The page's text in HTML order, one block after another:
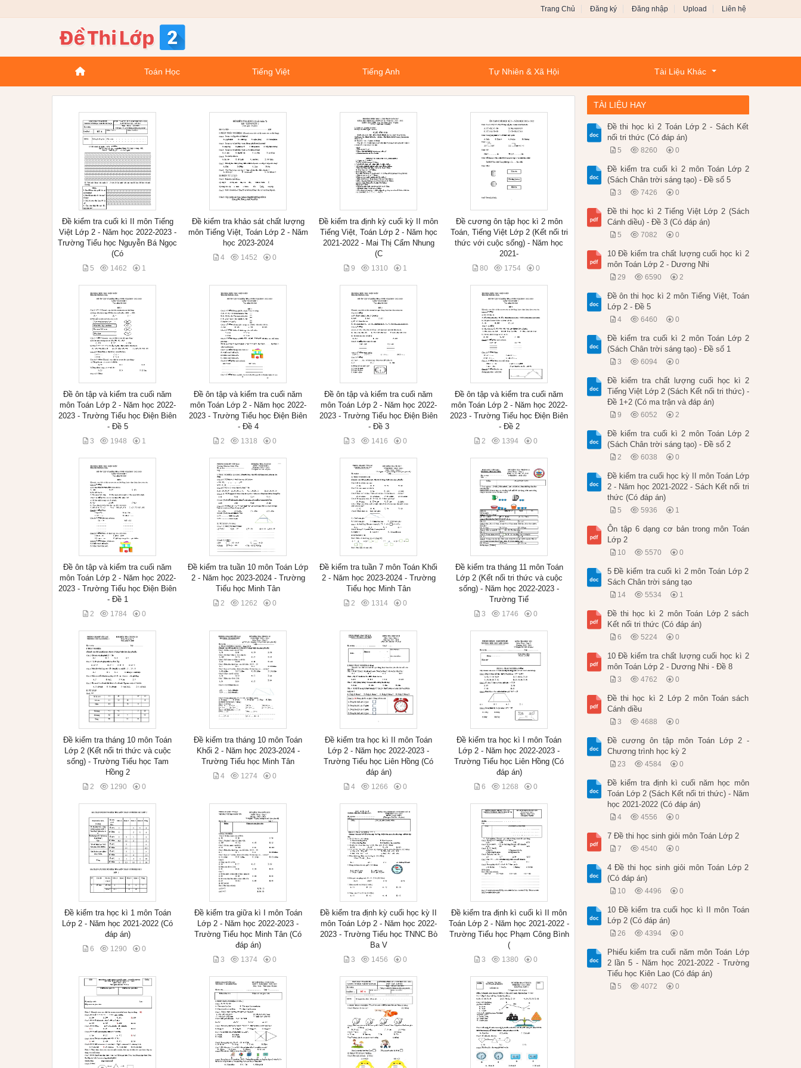
Trang Chủ Đăng ký Đăng nhập Upload Liên hệ
Toán Học Tiếng Việt Tiếng Anh Tự Nhiên & Xã Hội Tài Liệu Khác
Đề kiểm tra cuối kì II môn Tiếng
Việt Lớp 2 - Năm học 2022-2023 -
Trường Tiểu học Nguyễn Bá Ngọc
(Có
5 1462 1
Đề kiểm tra khảo sát chất lượng
môn Tiếng Việt, Toán Lớp 2 - Năm
học 2023-2024
4 1452 0
Đề kiểm tra định kỳ cuối kỳ II môn
Tiếng Việt, Toán Lớp 2 - Năm học
2021-2022 - Mai Thị Cẩm Nhung
(C
9 1310 1
Đề cương ôn tập học kì 2 môn
Toán, Tiếng Việt Lớp 2 (Kết nối tri
thức với cuộc sống) - Năm học
2021-
80 1754 0
Đề ôn tập và kiểm tra cuối năm
môn Toán Lớp 2 - Năm học 2022-
2023 - Trường Tiểu học Điện Biên
- Đề 5
3 1948 1
Đề ôn tập và kiểm tra cuối năm
môn Toán Lớp 2 - Năm học 2022-
2023 - Trường Tiểu học Điện Biên
- Đề 4
2 1318 0
Đề ôn tập và kiểm tra cuối năm
môn Toán Lớp 2 - Năm học 2022-
2023 - Trường Tiểu học Điện Biên
- Đề 3
3 1416 0
Đề ôn tập và kiểm tra cuối năm
môn Toán Lớp 2 - Năm học 2022-
2023 - Trường Tiểu học Điện Biên
- Đề 2
2 1394 0
Đề ôn tập và kiểm tra cuối năm
môn Toán Lớp 2 - Năm học 2022-
2023 - Trường Tiểu học Điện Biên
- Đề 1
2 1784 0
Đề kiểm tra tuần 10 môn Toán Lớp
2 - Năm học 2023-2024 - Trường
Tiểu học Minh Tân
2 1262 0
Đề kiểm tra tuần 7 môn Toán Khối
2 - Năm học 2023-2024 - Trường
Tiểu học Minh Tân
2 1314 0
Đề kiểm tra tháng 11 môn Toán
Lớp 2 (Kết nối tri thức và cuộc
sống) - Năm học 2022-2023 -
Trường Tiể
3 1746 0
Đề kiểm tra tháng 10 môn Toán
Lớp 2 (Kết nối tri thức và cuộc
sống) - Trường Tiểu học Tam
Hồng 2
2 1290 0
Đề kiểm tra tháng 10 môn Toán
Khối 2 - Năm học 2023-2024 -
Trường Tiểu học Minh Tân
4 1274 0
Đề kiểm tra học kì II môn Toán
Lớp 2 - Năm học 2022-2023 -
Trường Tiểu học Liên Hồng (Có
đáp án)
4 1266 0
Đề kiểm tra học kì I môn Toán
Lớp 2 - Năm học 2022-2023 -
Trường Tiểu học Liên Hồng (Có
đáp án)
6 1268 0
Đề kiểm tra học kì 1 môn Toán
Lớp 2 - Năm học 2021-2022 (Có
đáp án)
6 1290 0
Đề kiểm tra giữa kì I môn Toán
Lớp 2 - Năm học 2022-2023 -
Trường Tiểu học Minh Tân (Có
đáp án)
3 1374 0
Đề kiểm tra định kỳ cuối học kỳ II
môn Toán Lớp 2 - Năm học 2022-
2023 - Trường Tiểu học TNNC Bò
Ba V
3 1456 0
Đề kiểm tra định kì cuối kì II môn
Toán Lớp 2 - Năm học 2021-2022 -
Trường Tiểu học Phạm Công Bình
(
3 1380 0
TÀI LIỆU HAY
Đề thi học kì 2 Toán Lớp 2 - Sách Kết
nối tri thức (Có đáp án)
5 8260 0
Đề kiểm tra cuối kì 2 môn Toán Lớp 2
(Sách Chân trời sáng tạo) - Đề số 5
3 7426 0
Đề thi học kì 2 Tiếng Việt Lớp 2 (Sách
Cánh diều) - Đề 3 (Có đáp án)
5 7082 0
10 Đề kiểm tra chất lượng cuối học kì 2
môn Toán Lớp 2 - Dương Nhi
29 6590 2
Đề ôn thi học kì 2 môn Tiếng Việt, Toán
Lớp 2 - Đề 5
4 6460 0
Đề kiểm tra cuối kì 2 môn Toán Lớp 2
(Sách Chân trời sáng tạo) - Đề số 1
3 6094 0
Đề kiểm tra chất lượng cuối học kì 2
Tiếng Việt Lớp 2 (Sách Kết nối tri thức) -
Đề 1+2 (Có ma trận và đáp án)
9 6052 2
Đề kiểm tra cuối kì 2 môn Toán Lớp 2
(Sách Chân trời sáng tạo) - Đề số 2
2 6038 0
Đề kiểm tra cuối học kỳ II môn Toán Lớp
2 - Năm học 2021-2022 - Sách Kết nối tri
thức (Có đáp án)
5 5936 1
Ôn tập 6 dạng cơ bản trong môn Toán
Lớp 2
10 5570 0
5 Đề kiểm tra cuối kì 2 môn Toán Lớp 2
Sách Chân trời sáng tạo
14 5534 1
Đề thi học kì 2 môn Toán Lớp 2 sách
Kết nối tri thức (Có đáp án)
6 5224 0
10 Đề kiểm tra chất lượng cuối học kì 2
môn Toán Lớp 2 - Dương Nhi - Đề 8
3 4762 0
Đề thi học kì 2 Lớp 2 môn Toán sách
Cánh diều
3 4688 0
Đề cương ôn tập môn Toán Lớp 2 -
Chương trình học kỳ 2
23 4584 0
Đề kiểm tra định kì cuối năm học môn
Toán Lớp 2 (Sách Kết nối tri thức) - Năm
học 2021-2022 (Có đáp án)
4 4556 0
7 Đề thi học sinh giỏi môn Toán Lớp 2
7 4540 0
4 Đề thi học sinh giỏi môn Toán Lớp 2
(Có đáp án)
10 4496 0
10 Đề kiểm tra cuối học kì II môn Toán
Lớp 2 (Có đáp án)
26 4394 0
Phiếu kiểm tra cuối năm môn Toán Lớp
2 lần 5 - Năm học 2021-2022 - Trường
Tiểu học Kiên Lao (Có đáp án)
5 4072 0